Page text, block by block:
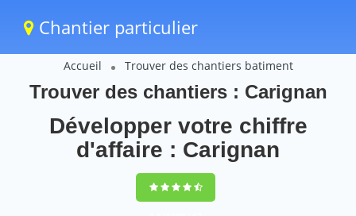
Chantier particulier
Accueil Trouver des chantiers batiment
Trouver des chantiers : Carignan
Développer votre chiffre
d'affaire : Carignan